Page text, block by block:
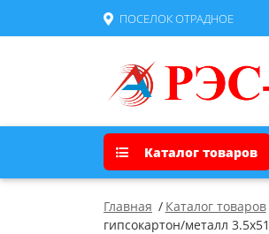
ПОСЕЛОК ОТРАДНОЕ
Каталог товаров
Главная Каталог товаров
гипсокартон/металл